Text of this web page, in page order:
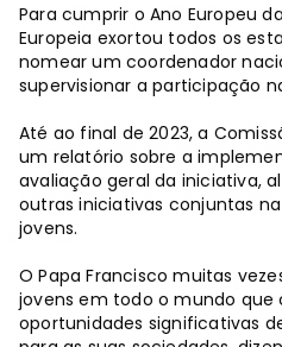
Para cumprir o Ano Europeu
Europeia exortou todos os
nomear um coordenador
supervisionar a participação
Até ao final de 2023, a
um relatório sobre a
avaliação geral da iniciativa,
outras iniciativas conjuntas
jovens.
O Papa Francisco muitas
jovens em todo o mundo
oportunidades significativas